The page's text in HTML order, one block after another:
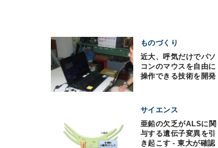
ものづくり
近大、呼気だけでパソ
コンのマウスを自由に
操作できる技術を開発
サイエンス
亜鉛の欠乏がALSに関
与する遺伝子変異を引
き起こす - 東大が確認